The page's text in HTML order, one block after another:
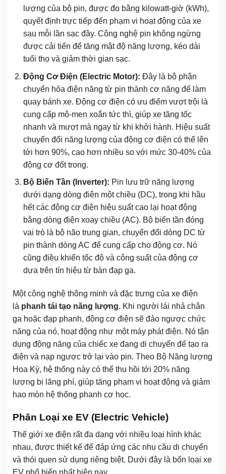
lượng của bộ pin, được đo bằng kilowatt-giờ (kWh),
quyết định trực tiếp đến phạm vi hoạt động của xe
sau mỗi lần sạc đầy. Công nghệ pin không ngừng
được cải tiến để tăng mật độ năng lượng, kéo dài
tuổi thọ và giảm thời gian sạc.
Động Cơ Điện (Electric Motor): Đây là bộ phận
chuyển hóa điện năng từ pin thành cơ năng để làm
quay bánh xe. Động cơ điện có ưu điểm vượt trội là
cung cấp mô-men xoắn tức thì, giúp xe tăng tốc
nhanh và mượt mà ngay từ khi khởi hành. Hiệu suất
chuyển đổi năng lượng của động cơ điện có thể lên
tới hơn 90%, cao hơn nhiều so với mức 30-40% của
động cơ đốt trong.
Bộ Biến Tần (Inverter): Pin lưu trữ năng lượng
dưới dạng dòng điện một chiều (DC), trong khi hầu
hết các động cơ điện hiệu suất cao lại hoạt động
bằng dòng điện xoay chiều (AC). Bộ biến tần đóng
vai trò là bộ não trung gian, chuyển đổi dòng DC từ
pin thành dòng AC để cung cấp cho động cơ. Nó
cũng điều khiển tốc độ và công suất của động cơ
dựa trên tín hiệu từ bàn đạp ga.
Một công nghệ thông minh và đặc trưng của xe điện
là phanh tái tạo năng lượng. Khi người lái nhả chân
ga hoặc đạp phanh, động cơ điện sẽ đảo ngược chức
năng của nó, hoạt động như một máy phát điện. Nó tận
dụng động năng của chiếc xe đang di chuyển để tạo ra
điện và nạp ngược trở lại vào pin. Theo Bộ Năng lượng
Hoa Kỳ, hệ thống này có thể thu hồi tới 20% năng
lượng bị lãng phí, giúp tăng phạm vi hoạt động và giảm
hao mòn hệ thống phanh cơ học.
Phân Loại xe EV (Electric Vehicle)
Thế giới xe điện rất đa dạng với nhiều loại hình khác
nhau, được thiết kế để đáp ứng các nhu cầu di chuyển
và thói quen sử dụng riêng biệt. Dưới đây là bốn loại xe